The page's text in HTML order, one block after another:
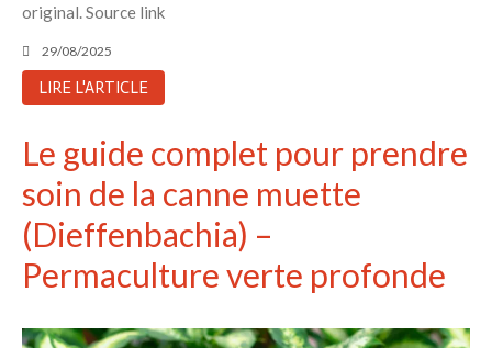
original. Source link
29/08/2025
LIRE L'ARTICLE
Le guide complet pour prendre
soin de la canne muette
(Dieffenbachia) –
Permaculture verte profonde